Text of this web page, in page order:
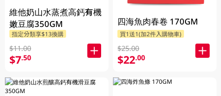
維他奶山水蒸煮高鈣有機
嫩豆腐350GM
指定分類享$13換購
$11.00
$7.50
四海魚肉春卷 170GM
買1送1(加2件入購物車)
$25.00
$22.00